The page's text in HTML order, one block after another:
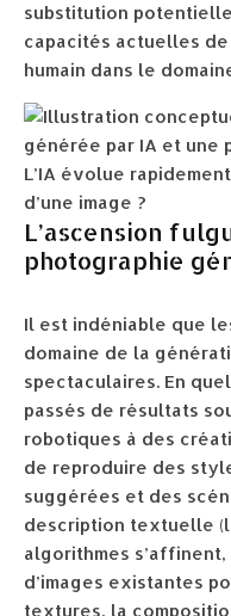
substitution
capacités actuelles
humain dans le
L’IA évolue
d’une image ?
L’ascension
photographie
Il est indéniable que
domaine de la
spectaculaires. En
passés de résultats
robotiques à des
de reproduire des
suggérées et des
description textuelle
algorithmes
d’images existantes
textures, la